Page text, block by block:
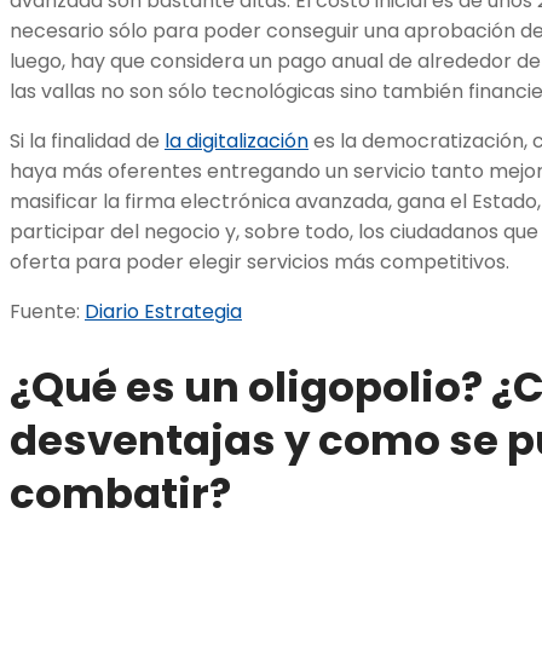
necesario sólo para poder conseguir una aprobación
luego, hay que considera un pago anual de alrededor
las vallas no son sólo tecnológicas sino también
Si la finalidad de la digitalizaciónes la democratización,
haya más oferentes entregando un servicio tanto
masificar la firma electrónica avanzada, gana el
participar del negocio y, sobre todo, los ciudadanos
oferta para poder elegir servicios más competitivos.
Fuente: Diario Estrategia
¿Qué es un oligopolio?
desventajas y como se
combatir?